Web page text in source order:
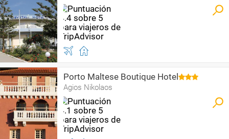
Porto Maltese Boutique Hotel
Agios Nikolaos